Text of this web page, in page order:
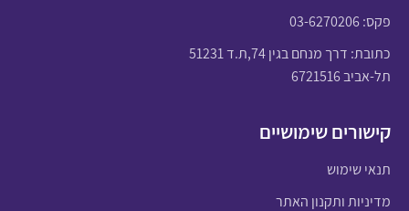
פקס: 03-6270206
כתובת: דרך מנחם בגין 74,ת.ד 51231
תל-אביב 6721516
קישורים שימושיים
תנאי שימוש
מדיניות ותקנון האתר